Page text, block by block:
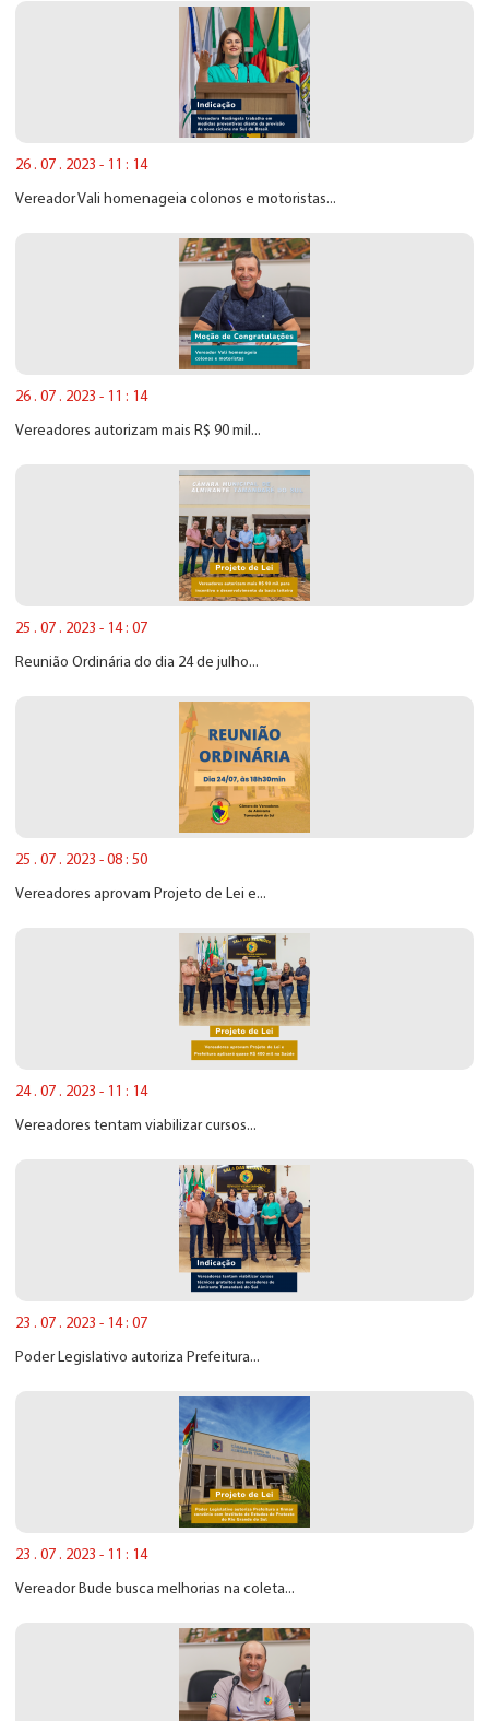
26 . 07 . 2023 - 11 : 14
Vereador Vali homenageia colonos e motoristas...
26 . 07 . 2023 - 11 : 14
Vereadores autorizam mais R$ 90 mil...
25 . 07 . 2023 - 14 : 07
Reunião Ordinária do dia 24 de julho...
25 . 07 . 2023 - 08 : 50
Vereadores aprovam Projeto de Lei e...
24 . 07 . 2023 - 11 : 14
Vereadores tentam viabilizar cursos...
23 . 07 . 2023 - 14 : 07
Poder Legislativo autoriza Prefeitura...
23 . 07 . 2023 - 11 : 14
Vereador Bude busca melhorias na coleta...